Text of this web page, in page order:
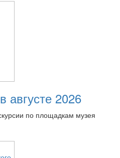
августе 2026
по площадкам музея